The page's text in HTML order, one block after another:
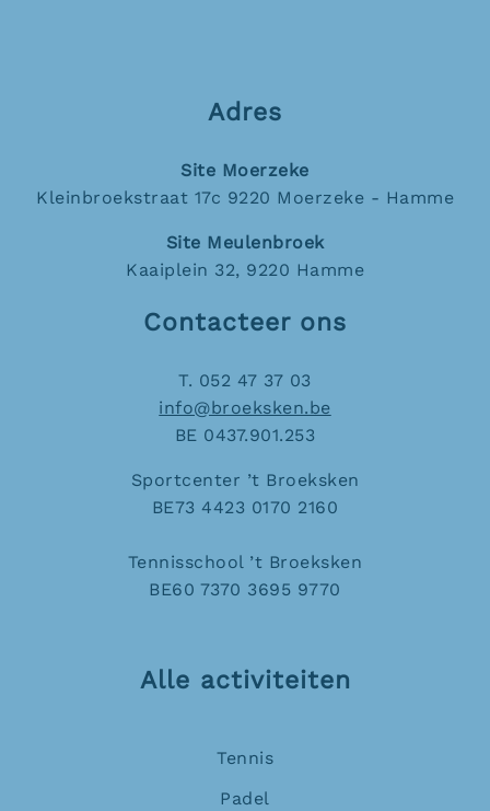
Adres
Site Moerzeke
Kleinbroekstraat 17c 9220 Moerzeke - Hamme
Site Meulenbroek
Kaaiplein 32, 9220 Hamme
Contacteer ons
T. 052 47 37 03
info@broeksken.be
BE 0437.901.253
Sportcenter ’t Broeksken
BE73 4423 0170 2160
Tennisschool ’t Broeksken
BE60 7370 3695 9770
Alle activiteiten
Tennis
Padel